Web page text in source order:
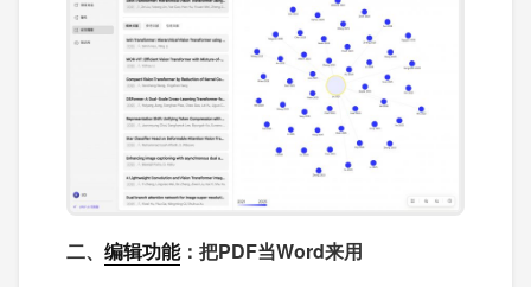
二、 编辑功能：把PDF当Word来用